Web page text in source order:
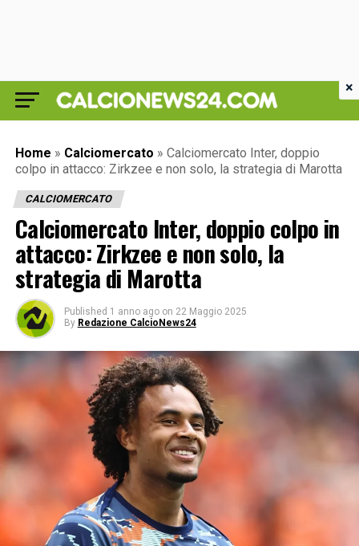
Home » Calciomercato » Calciomercato Inter, doppio
colpo in attacco: Zirkzee e non solo, la strategia di Marotta
CALCIOMERCATO
Calciomercato Inter, doppio colpo in
attacco: Zirkzee e non solo, la
strategia di Marotta
Published 1 anno ago on 22 Maggio 2025
By Redazione CalcioNews24
×